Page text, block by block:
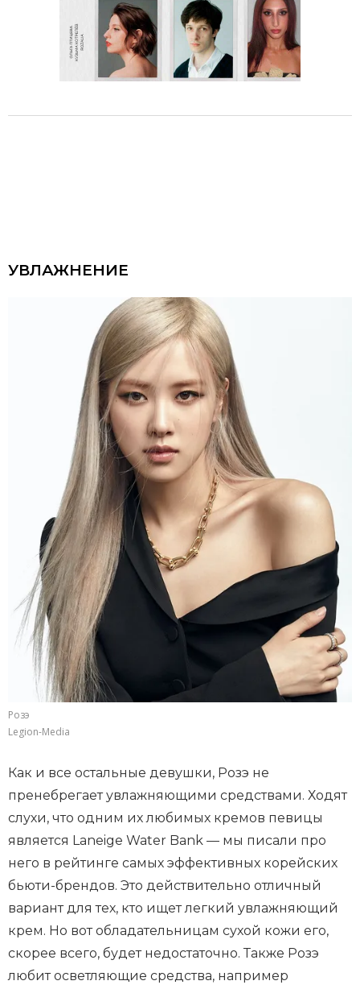
УВЛАЖНЕНИЕ
Розэ
Legion-Media
Как и все остальные девушки, Розэ не
пренебрегает увлажняющими средствами. Ходят
слухи, что одним их любимых кремов певицы
является Laneige Water Bank — мы писали про
него в рейтинге самых эффективных корейских
бьюти-брендов. Это действительно отличный
вариант для тех, кто ищет легкий увлажняющий
крем. Но вот обладательницам сухой кожи его,
скорее всего, будет недостаточно. Также Розэ
любит осветляющие средства, например